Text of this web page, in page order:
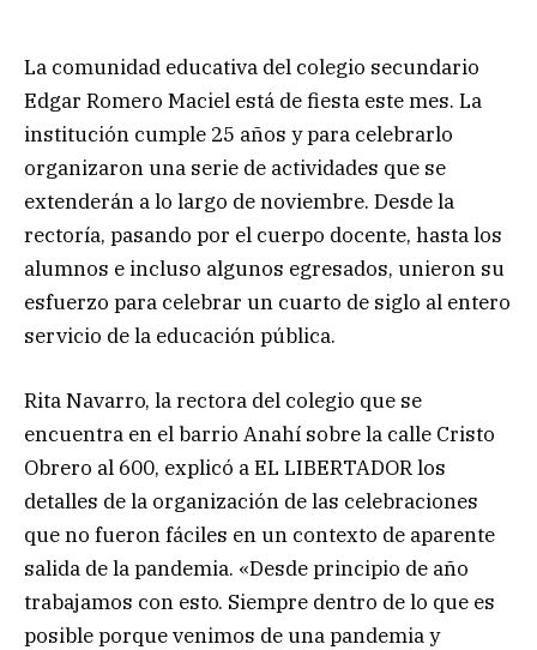
La comunidad educativa del colegio secundario
Edgar Romero Maciel está de fiesta este mes. La
institución cumple 25 años y para celebrarlo
organizaron una serie de actividades que se
extenderán a lo largo de noviembre. Desde la
rectoría, pasando por el cuerpo docente, hasta los
alumnos e incluso algunos egresados, unieron su
esfuerzo para celebrar un cuarto de siglo al entero
servicio de la educación pública.
Rita Navarro, la rectora del colegio que se
encuentra en el barrio Anahí sobre la calle Cristo
Obrero al 600, explicó a EL LIBERTADOR los
detalles de la organización de las celebraciones
que no fueron fáciles en un contexto de aparente
salida de la pandemia. «Desde principio de año
trabajamos con esto. Siempre dentro de lo que es
posible porque venimos de una pandemia y